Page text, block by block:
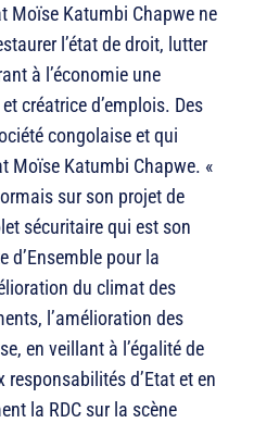
Moïse Katumbi Chapwe ne
l’état de droit, lutter
à l’économie une
créatrice d’emplois. Des
congolaise et qui
Moïse Katumbi Chapwe. «
sur son projet de
sécuritaire qui est son
d’Ensemble pour la
du climat des
l’amélioration des
en veillant à l’égalité de
responsabilités d’Etat et en
la RDC sur la scène